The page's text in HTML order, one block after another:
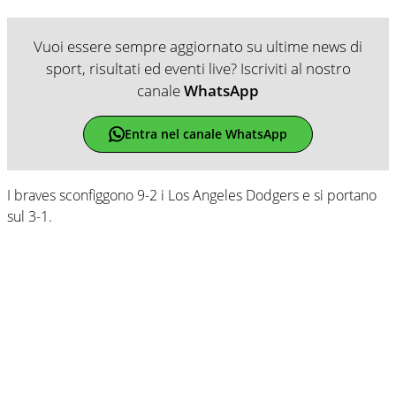
Vuoi essere sempre aggiornato su ultime news di
sport, risultati ed eventi live? Iscriviti al nostro
canaleWhatsApp
Entra nel canale WhatsApp
I braves sconfiggono 9-2 i Los Angeles Dodgers e si portano
sul 3-1.